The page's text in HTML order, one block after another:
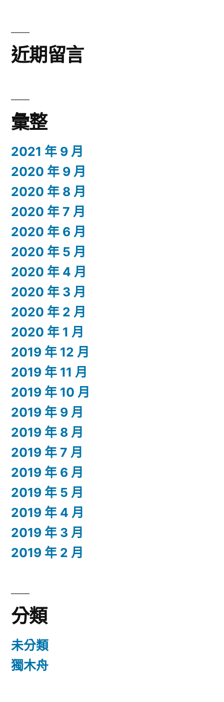
近期留言
彙整
2021 年 9 月
2020 年 9 月
2020 年 8 月
2020 年 7 月
2020 年 6 月
2020 年 5 月
2020 年 4 月
2020 年 3 月
2020 年 2 月
2020 年 1 月
2019 年 12 月
2019 年 11 月
2019 年 10 月
2019 年 9 月
2019 年 8 月
2019 年 7 月
2019 年 6 月
2019 年 5 月
2019 年 4 月
2019 年 3 月
2019 年 2 月
分類
未分類
獨木舟